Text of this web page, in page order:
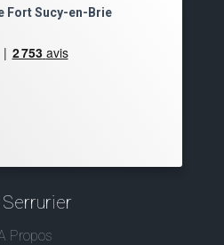
Fort Sucy-en-Brie
Serrurier
Propos